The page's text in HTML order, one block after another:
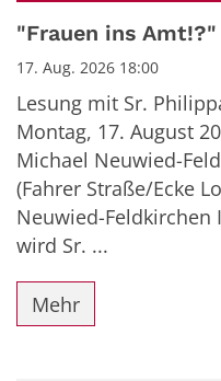
Datum: 17. August 2026
"Frauen ins Amt!?"
17. Aug. 2026 18:00
Lesung mit Sr.
Montag, 17. August
Michael Neuwied-
(Fahrer Straße/Ecke
Neuwied-
wird Sr. ...
Mehr